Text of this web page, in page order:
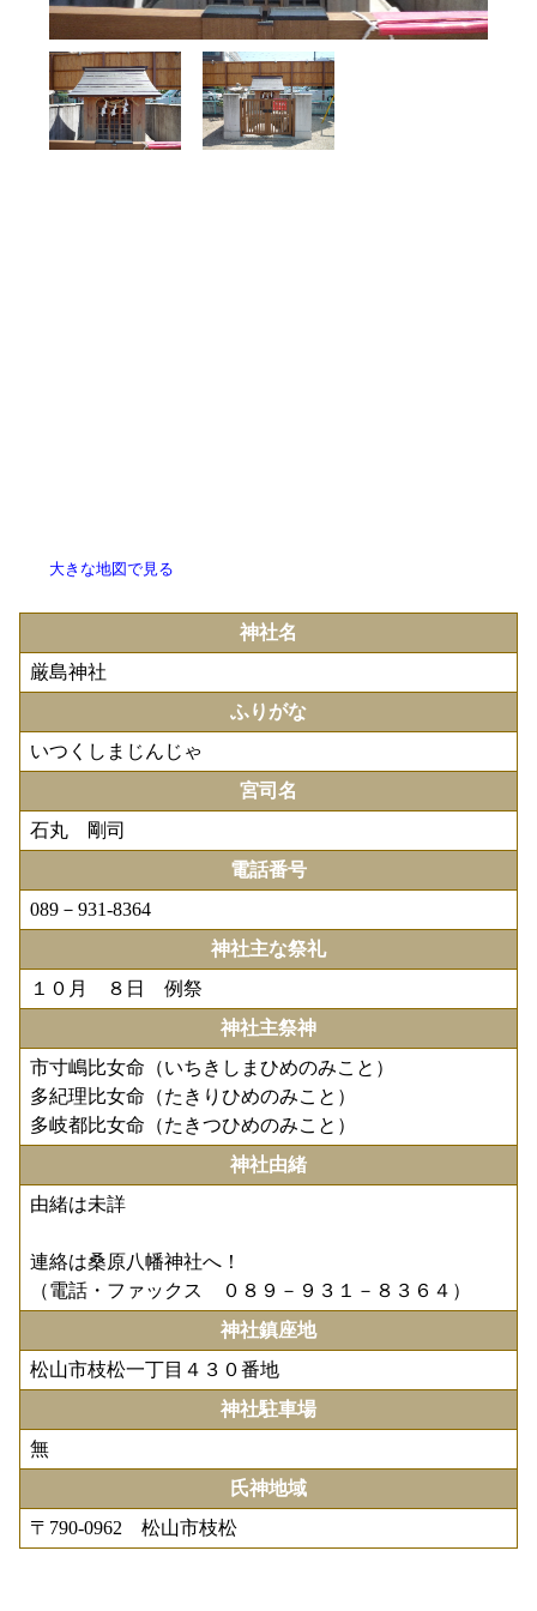
大きな地図で見る
神社名
厳島神社
ふりがな
いつくしまじんじゃ
宮司名
石丸 剛司
電話番号
089－931-8364
神社主な祭礼
１０月 ８日 例祭
神社主祭神
市寸嶋比女命（いちきしまひめのみこと）
多紀理比女命（たきりひめのみこと）
多岐都比女命（たきつひめのみこと）
神社由緒
由緒は未詳
連絡は桑原八幡神社へ！
（電話・ファックス ０８９－９３１－８３６４）
神社鎮座地
松山市枝松一丁目４３０番地
神社駐車場
無
氏神地域
〒790-0962 松山市枝松